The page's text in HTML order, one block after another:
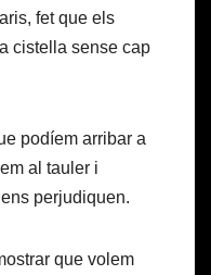
fet que els
cistella sense cap
podíem arribar a
al tauler i
perjudiquen.
que volem